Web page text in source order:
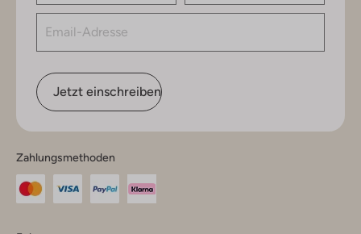
Jetzt einschreiben
Zahlungsmethoden